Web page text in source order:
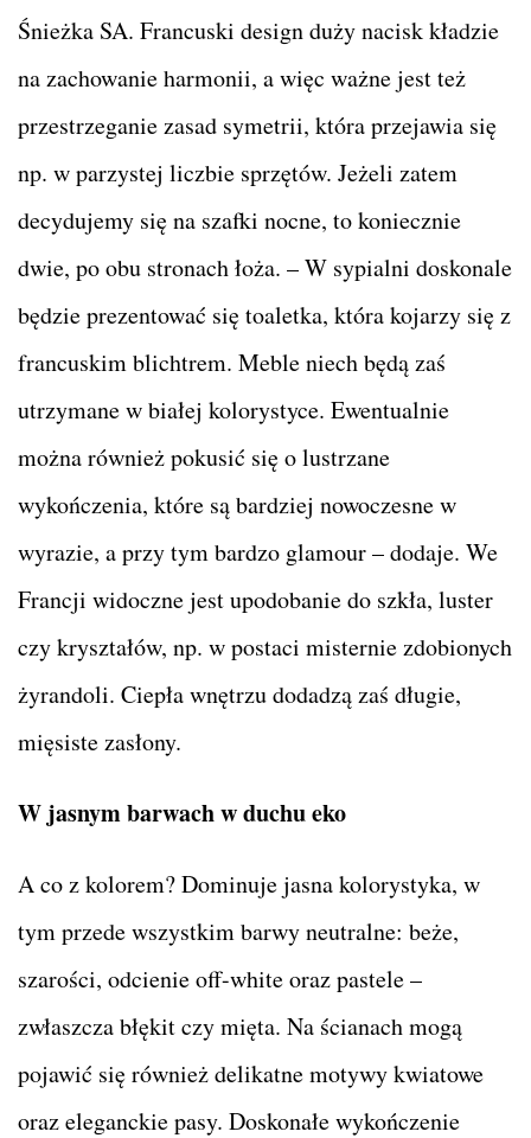
Śnieżka SA. Francuski design duży nacisk kładzie
na zachowanie harmonii, a więc ważne jest też
przestrzeganie zasad symetrii, która przejawia się
np. w parzystej liczbie sprzętów. Jeżeli zatem
decydujemy się na szafki nocne, to koniecznie
dwie, po obu stronach łoża. – W sypialni doskonale
będzie prezentować się toaletka, która kojarzy się z
francuskim blichtrem. Meble niech będą zaś
utrzymane w białej kolorystyce. Ewentualnie
można również pokusić się o lustrzane
wykończenia, które są bardziej nowoczesne w
wyrazie, a przy tym bardzo glamour – dodaje. We
Francji widoczne jest upodobanie do szkła, luster
czy kryształów, np. w postaci misternie zdobionych
żyrandoli. Ciepła wnętrzu dodadzą zaś długie,
mięsiste zasłony.
W jasnym barwach w duchu eko
A co z kolorem? Dominuje jasna kolorystyka, w
tym przede wszystkim barwy neutralne: beże,
szarości, odcienie off-white oraz pastele –
zwłaszcza błękit czy mięta. Na ścianach mogą
pojawić się również delikatne motywy kwiatowe
oraz eleganckie pasy. Doskonałe wykończenie